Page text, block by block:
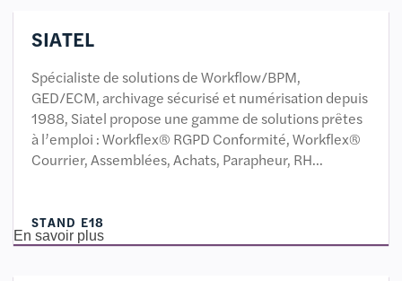
SIATEL
Spécialiste de solutions de Workflow/BPM,
GED/ECM, archivage sécurisé et numérisation depuis
1988, Siatel propose une gamme de solutions prêtes
à l’emploi : Workflex® RGPD Conformité, Workflex®
Courrier, Assemblées, Achats, Parapheur, RH…
STAND E18
En savoir plus